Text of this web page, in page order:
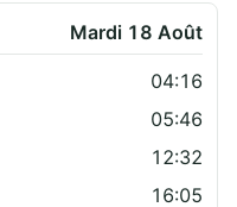
Mardi 18 Août
04:16
05:46
12:32
16:05